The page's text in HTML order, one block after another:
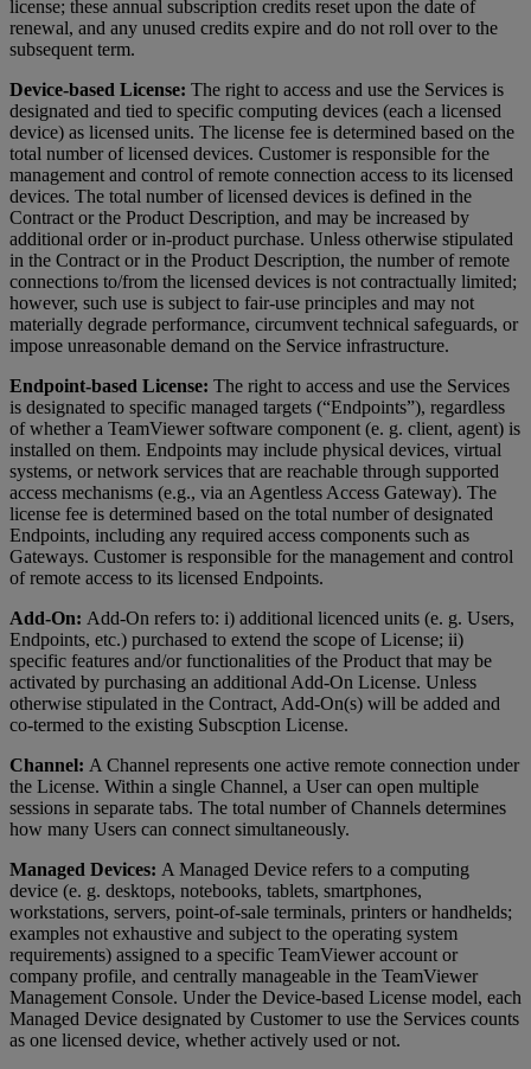
license; these annual subscription credits reset upon the date of
renewal, and any unused credits expire and do not roll over to the
subsequent term.
Device-based License: The right to access and use the Services is
designated and tied to specific computing devices (each a licensed
device) as licensed units. The license fee is determined based on the
total number of licensed devices. Customer is responsible for the
management and control of remote connection access to its licensed
devices. The total number of licensed devices is defined in the
Contract or the Product Description, and may be increased by
additional order or in-product purchase. Unless otherwise stipulated
in the Contract or in the Product Description, the number of remote
connections to/from the licensed devices is not contractually limited;
however, such use is subject to fair-use principles and may not
materially degrade performance, circumvent technical safeguards, or
impose unreasonable demand on the Service infrastructure.
Endpoint-based License: The right to access and use the Services
is designated to specific managed targets (“Endpoints”), regardless
of whether a TeamViewer software component (e. g. client, agent) is
installed on them. Endpoints may include physical devices, virtual
systems, or network services that are reachable through supported
access mechanisms (e.g., via an Agentless Access Gateway). The
license fee is determined based on the total number of designated
Endpoints, including any required access components such as
Gateways. Customer is responsible for the management and control
of remote access to its licensed Endpoints.
Add-On: Add-On refers to: i) additional licenced units (e. g. Users,
Endpoints, etc.) purchased to extend the scope of License; ii)
specific features and/or functionalities of the Product that may be
activated by purchasing an additional Add-On License. Unless
otherwise stipulated in the Contract, Add-On(s) will be added and
co-termed to the existing Subscption License.
Channel: A Channel represents one active remote connection under
the License. Within a single Channel, a User can open multiple
sessions in separate tabs. The total number of Channels determines
how many Users can connect simultaneously.
Managed Devices: A Managed Device refers to a computing
device (e. g. desktops, notebooks, tablets, smartphones,
workstations, servers, point-of-sale terminals, printers or handhelds;
examples not exhaustive and subject to the operating system
requirements) assigned to a specific TeamViewer account or
company profile, and centrally manageable in the TeamViewer
Management Console. Under the Device-based License model, each
Managed Device designated by Customer to use the Services counts
as one licensed device, whether actively used or not.